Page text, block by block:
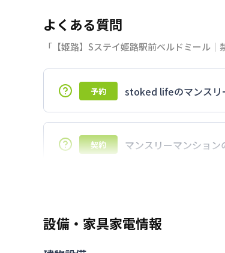
よくある質問
「【姫路】Sステイ姫路駅前ベルドミール
予約
stoked lifeのマンスリ
7日以上からのご契約期間ですが
契約
マンスリーマンション
設備・家具家電情報